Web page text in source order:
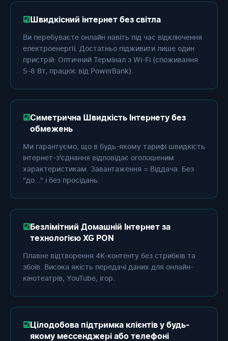
Швидкісний інтернет без світла
Ви перебуваєте онлайн навіть під час відключення
електроенергії. Достатньо підживити лише один
пристрій: Оптичний Термінал з Wi-Fi (споживання
5-8 Вт, працює від PowerBank).
Симетрична Швидкість Інтернету без
обмежень
Ми гарантуємо, що в будь-якому тарифі швидкість
інтернет-з'єднання відповідає оголошеним
характеристикам. Завантаження = Віддача. Без
"до..." і без просідань.
Безлімітний Домашній Інтернет за
технологією XG PON
Плавне відтворення 4K-контенту без стрибків та
збоїв. Висока якість передачі даних для онлайн-
кінотеатрів, YouTube, ігор.
Цілодобова підтримка клієнтів у будь-
якому мессенджері або телефоні